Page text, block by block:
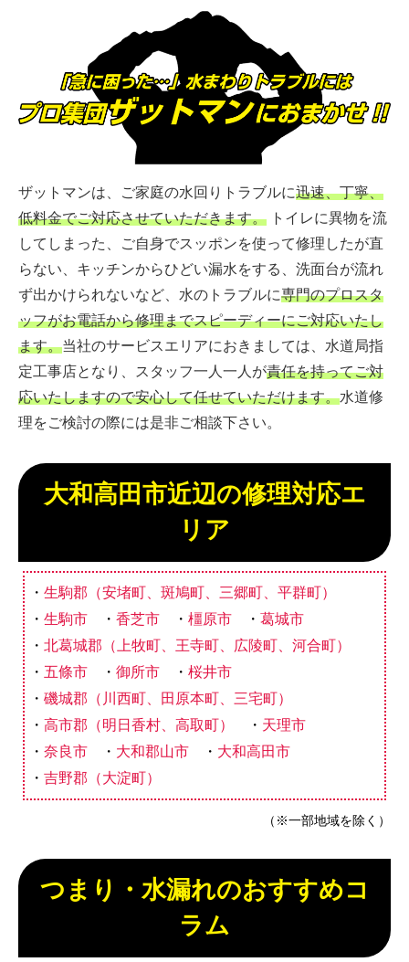
ザットマンは、ご家庭の水回りトラブルに迅速、丁寧、
低料金でご対応させていただきます。 トイレに異物を流
してしまった、ご自身でスッポンを使って修理したが直
らない、キッチンからひどい漏水をする、洗面台が流れ
ず出かけられないなど、水のトラブルに専門のプロスタ
ッフがお電話から修理までスピーディーにご対応いたし
ます。当社のサービスエリアにおきましては、水道局指
定工事店となり、スタッフ一人一人が責任を持ってご対
応いたしますので安心して任せていただけます。水道修
理をご検討の際には是非ご相談下さい。
大和高田市近辺の修理対応エ
リア
生駒郡（安堵町、斑鳩町、三郷町、平群町）
生駒市
香芝市 橿原市
葛城市
北葛城郡（上牧町、王寺町、広陵町、河合町）
五條市
御所市
桜井市
磯城郡（川西町、田原本町、三宅町）
高市郡（明日香村、高取町）
天理市
奈良市
大和郡山市
大和高田市
吉野郡（大淀町）
（※一部地域を除く）
つまり・水漏れのおすすめコ
ラム